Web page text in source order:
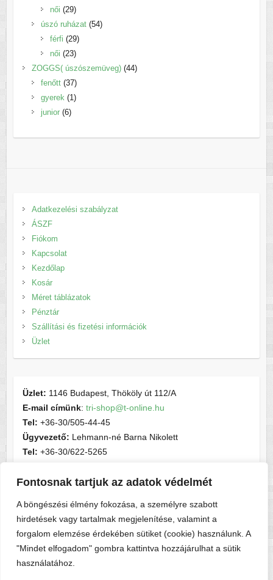
Fontosnak tartjuk az adatok védelmét
A böngészési élmény fokozása, a személyre szabott
hirdetések vagy tartalmak megjelenítése, valamint a
forgalom elemzése érdekében sütiket (cookie) használunk. A
"Mindet elfogadom" gombra kattintva hozzájárulhat a sütik
használatához.
női 2929
termék
úszó ruházat 5454
férfi 2929
termék
női 2323
termék
ZOGGS( úszószemüveg) 4444
fenőtt 3737
termék
gyerek 1 1
junior 66
Adatkezelési szabályzat
ÁSZF
Fiókom
Kapcsolat
Kezdőlap
Kosár
Méret táblázatok
Pénztár
Szállítási és fizetési információk
Üzlet
Üzlet: 1146 Budapest, Thököly út 112/A
E-mail címünk: tri-shop@t-online.hu
Tel: +36-30/505-44-45
Ügyvezető: Lehmann-né Barna Nikolett
Tel: +36-30/622-5265
Cégjegyzékszám:cg05-06-015156